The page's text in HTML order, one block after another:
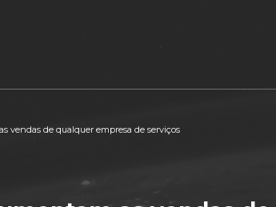
vendas de qualquer empresa de serviços